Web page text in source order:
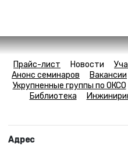
Прайс-лист Новости
Анонс семинаров
Вакансии
Укрупненные группы по ОКСО
Библиотека
Адрес